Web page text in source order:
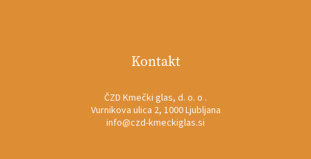
Kontakt
ČZD Kmečki glas, d. o. o .
Vurnikova ulica 2, 1000 Ljubljana
info@czd-kmeckiglas.si